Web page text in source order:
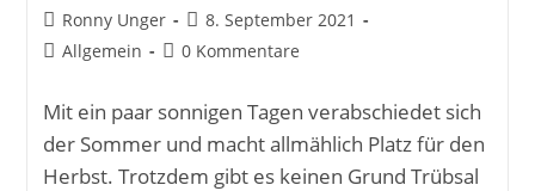
Ronny Unger
8. September 2021
Allgemein
0 Kommentare
Mit ein paar sonnigen Tagen verabschiedet sich
der Sommer und macht allmählich Platz für den
Herbst. Trotzdem gibt es keinen Grund Trübsal